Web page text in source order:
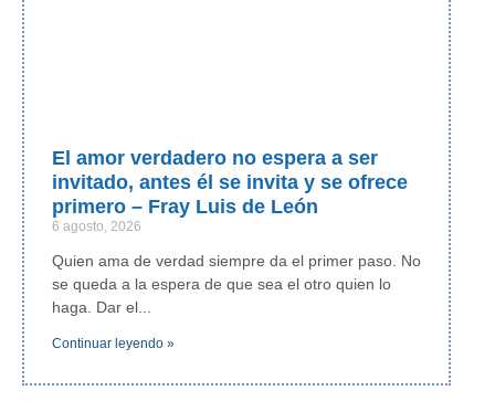
El amor verdadero no espera a ser
invitado, antes él se invita y se ofrece
primero – Fray Luis de León
6 agosto, 2026
Quien ama de verdad siempre da el primer paso. No
se queda a la espera de que sea el otro quien lo
haga. Dar el
Continuar leyendo »